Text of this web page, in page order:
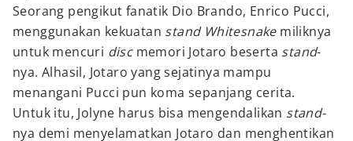
Seorang pengikut fanatik Dio Brando, Enrico Pucci,
menggunakan kekuatan stand Whitesnakemiliknya
untuk mencuri disc memori Jotaro beserta stand-
nya. Alhasil, Jotaro yang sejatinya mampu
menangani Pucci pun koma sepanjang cerita.
Untuk itu, Jolyne harus bisa mengendalikan stand-
nya demi menyelamatkan Jotaro dan menghentikan